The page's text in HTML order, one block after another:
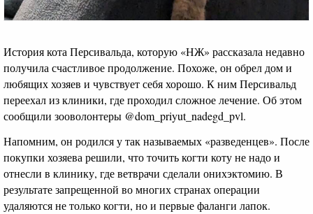
История кота Персивальда, которую «НЖ» рассказала недавно
получила счастливое продолжение. Похоже, он обрел дом и
любящих хозяев и чувствует себя хорошо. К ним Персивальд
переехал из клиники, где проходил сложное лечение. Об этом
сообщили зооволонтеры @dom_priyut_nadegd_pvl.
Напомним, он родился у так называемых «разведенцев». После
покупки хозяева решили, что точить когти коту не надо и
отнесли в клинику, где ветврачи сделали онихэктомию. В
результате запрещенной во многих странах операции
удаляются не только когти, но и первые фаланги лапок.